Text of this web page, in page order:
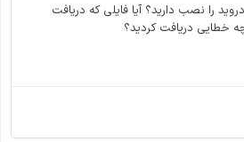
را نصب دارید؟ آیا فایلی که دریافت